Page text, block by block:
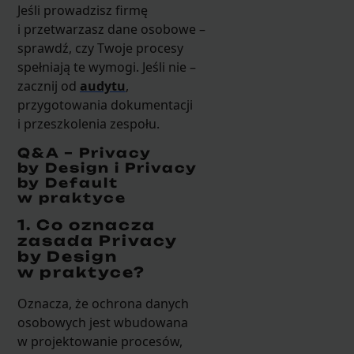
Jeśli prowadzisz firmę
i przetwarzasz dane osobowe –
sprawdź, czy Twoje procesy
spełniają te wymogi. Jeśli nie –
zacznij od audytu,
przygotowania dokumentacji
i przeszkolenia zespołu.
Q&A – Privacy
by Design i Privacy
by Default
w praktyce
1. Co oznacza
zasada Privacy
by Design
w praktyce?
Oznacza, że ochrona danych
osobowych jest wbudowana
w projektowanie procesów,